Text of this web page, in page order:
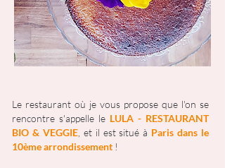
Le restaurant où je vous propose que l'on se
rencontre s'appelle le LULA - RESTAURANT
BIO & VEGGIE, et il est situé à Paris dans le
10ème arrondissement !